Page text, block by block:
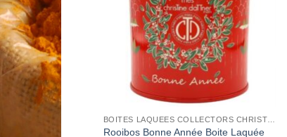
Rooibos Bonne Année Boite Laquée
Boite Laquée